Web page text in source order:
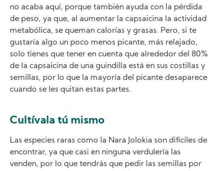
no acaba aquí, porque también ayuda con la pérdida
de peso, ya que, al aumentar la capsaicina la actividad
metabólica, se queman calorías y grasas. Pero, si te
gustaría algo un poco menos picante, más relajado,
solo tienes que tener en cuenta que alrededor del 80%
de la capsaicina de una guindilla está en sus costillas y
semillas, por lo que la mayoría del picante desaparece
cuando se les quitan estas partes.
Cultívala tú mismo
Las especies raras como la Nara Jolokia son difíciles de
encontrar, ya que casi en ninguna verdulería las
venden, por lo que tendrás que pedir las semillas por